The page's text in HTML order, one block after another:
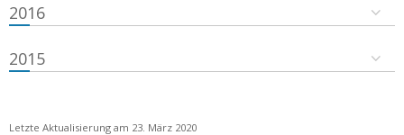
2016
2015
Letzte Aktualisierung am 23. März 2020